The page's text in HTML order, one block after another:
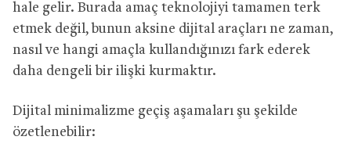
hale gelir. Burada amaç teknolojiyi tamamen terk
etmek değil, bunun aksine dijital araçları ne zaman,
nasıl ve hangi amaçla kullandığınızı fark ederek
daha dengeli bir ilişki kurmaktır.
Dijital minimalizme geçiş aşamaları şu şekilde
özetlenebilir: